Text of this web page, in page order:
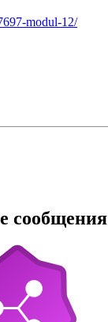
modul-12/
сообщения